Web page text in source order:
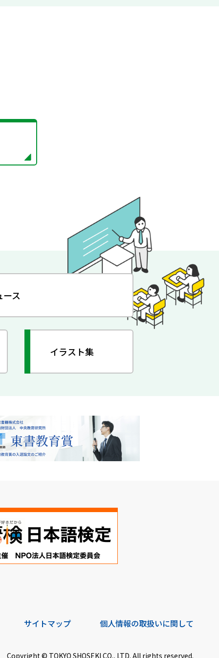
ス
イラスト集
サイトマップ 個人情報の取扱いに関して
Copyright © TOKYO SHOSEKI CO., LTD. All rights reserved.